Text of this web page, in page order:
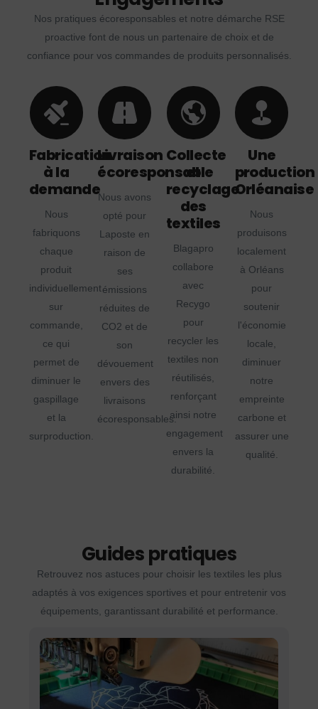
Nos pratiques écoresponsables et notre démarche RSE
proactive font de nous un partenaire de choix et de
confiance pour vos commandes de produits personnalisés.
Fabrication
à la
demande
Nous
fabriquons
chaque
produit
individuellement
sur
commande,
ce qui
permet de
diminuer le
gaspillage
et la
surproduction.
Livraison
écoresponsable
Nous avons
opté pour
Laposte en
raison de
ses
émissions
réduites de
CO2 et de
son
dévouement
envers des
livraisons
écoresponsables.
Collecte
et
recyclage
des
textiles
Blagapro
collabore
avec
Recygo
pour
recycler les
textiles non
réutilisés,
renforçant
ainsi notre
engagement
envers la
durabilité.
Une
production
Orléanaise
Nous
produisons
localement
à Orléans
pour
soutenir
l'économie
locale,
diminuer
notre
empreinte
carbone et
assurer une
qualité.
Guides pratiques
Retrouvez nos astuces pour choisir les textiles les plus
adaptés à vos exigences sportives et pour entretenir vos
équipements, garantissant durabilité et performance.